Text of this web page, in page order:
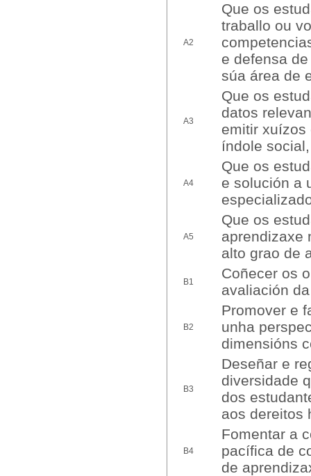
A2
Que os
traballo ou
e defensa
súa área de
A3
Que os
datos
emitir xuízos
índole
A4
Que os
e solución a
A5
Que os
aprendizaxe
alto grao de
B1
Coñecer os
avaliación
B2
Promover e
unha
dimensións
B3
Deseñar e
diversidade
dos
aos dereitos
B4
Fomentar a
pacífica de
de